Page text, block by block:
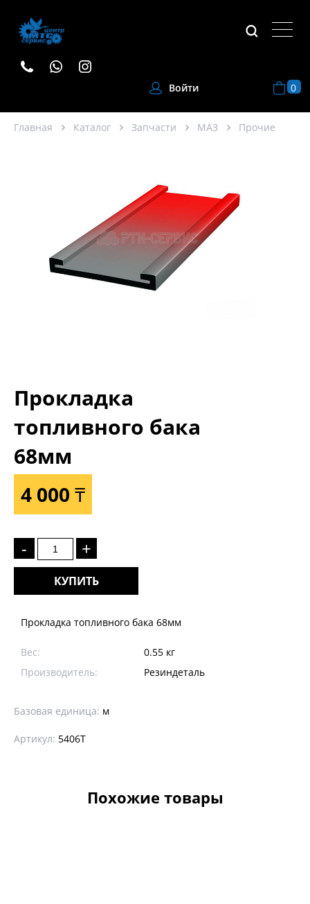
Войти 0
Главная Каталог Запчасти МАЗ Прочие
Прокладка
топливного бака
68мм
4 000 ₸
- +
КУПИТЬ
Прокладка топливного бака 68мм
Вес:
0.55 кг
Производитель:
Резиндеталь
Базовая единица: м
Артикул: 5406Т
Похожие товары